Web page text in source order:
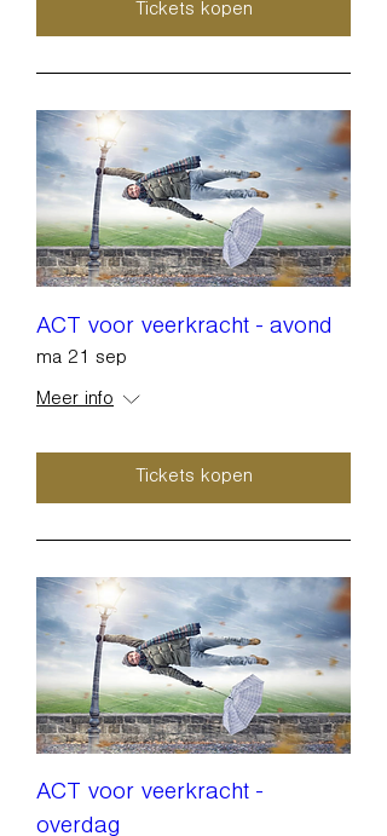
Tickets kopen
ACT voor veerkracht - avond
ma 21 sep
Meer info
Tickets kopen
ACT voor veerkracht -
overdag